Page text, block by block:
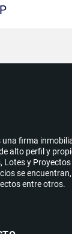
una firma
alto perfil y
Lotes y
se
entre otros.